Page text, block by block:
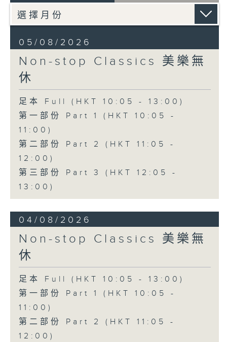
05/08/2026
Non-stop Classics 美樂無
休
足本 Full (HKT 10:05 - 13:00)
第一部份 Part 1 (HKT 10:05 -
11:00)
第二部份 Part 2 (HKT 11:05 -
12:00)
第三部份 Part 3 (HKT 12:05 -
13:00)
04/08/2026
Non-stop Classics 美樂無
休
足本 Full (HKT 10:05 - 13:00)
第一部份 Part 1 (HKT 10:05 -
11:00)
第二部份 Part 2 (HKT 11:05 -
12:00)